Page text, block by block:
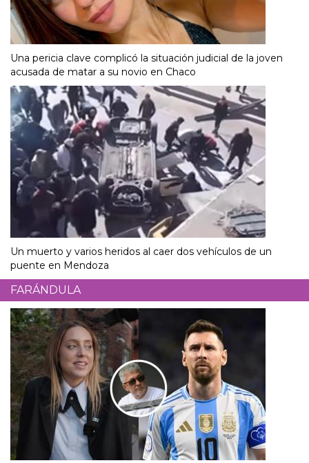
Una pericia clave complicó la situación judicial de la joven
acusada de matar a su novio en Chaco
Un muerto y varios heridos al caer dos vehículos de un
puente en Mendoza
FARÁNDULA